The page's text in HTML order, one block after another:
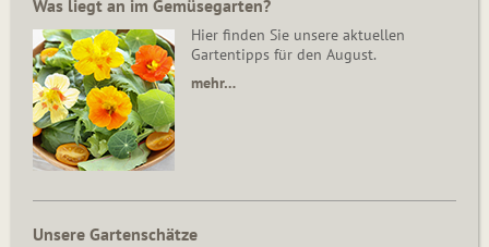
Was liegt an im Gemüsegarten?
Hier finden Sie unsere aktuellen
Gartentipps für den August.
mehr…
Unsere Gartenschätze